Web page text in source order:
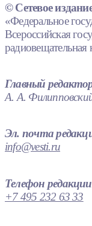
© Сетевое
«Федеральное
Всероссийская
Главный
А. А.
Эл. почта
info@vesti.ru
Телефон редакции
+7 495 232 63 33